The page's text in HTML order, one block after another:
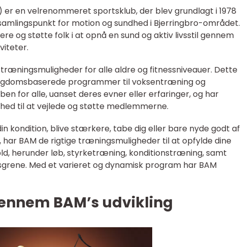
en velrenommeret sportsklub, der blev grundlagt i 1978
for motion og sundhed i Bjerringbro-området.
og støtte folk i at opnå en sund og aktiv livsstil gennem
for alle aldre og fitnessniveauer. Dette
programmer til voksentræning og
for alle, uanset deres evner eller erfaringer, og har
til at vejlede og støtte medlemmerne.
kondition, blive stærkere, tabe dig eller bare nyde godt af
BAM de rigtige træningsmuligheder til at opfylde dine
herunder løb, styrketræning, konditionstræning, samt
Med et varieret og dynamisk program har BAM
BAM’s udvikling